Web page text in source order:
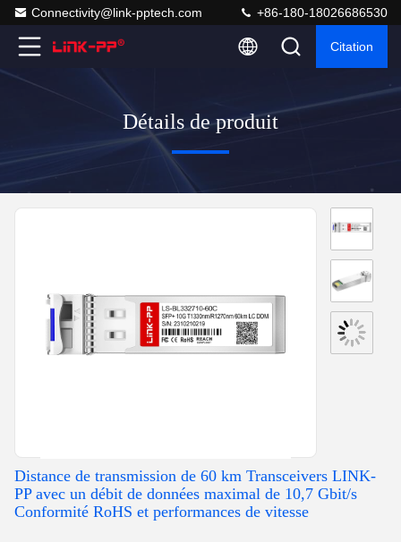
Connectivity@link-pptech.com +86-180-18026686530
Citation
Détails de produit
Distance de transmission de 60 km Transceivers LINK-
PP avec un débit de données maximal de 10,7 Gbit/s
Conformité RoHS et performances de vitesse